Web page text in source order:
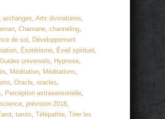
,archanges,Arts divinatoires,
,Chamane,channeling,
de soi, Développement
, Ésotérisme, Éveil spirituel ,
Guides universels, Hypnose,
, Méditation, Méditations,
,Oracle,oracles,
, Perception extrasensorielle,
, prévision 2018,
,tarots,Télépathie,Tirer les